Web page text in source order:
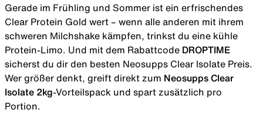
Gerade im Frühling und Sommer ist ein erfrischendes
Clear Protein Gold wert – wenn alle anderen mit ihrem
schweren Milchshake kämpfen, trinkst du eine kühle
Protein-Limo. Und mit dem Rabattcode DROPTIME
sicherst du dir den besten Neosupps Clear Isolate Preis.
Wer größer denkt, greift direkt zum Neosupps Clear
Isolate 2kg-Vorteilspack und spart zusätzlich pro
Portion.